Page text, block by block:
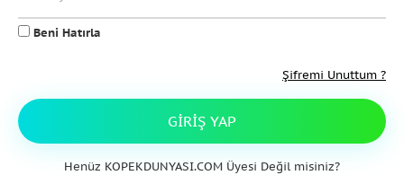
Beni Hatırla
Şifremi Unuttum ?
GIRIŞ YAP
Henüz KOPEKDUNYASI.COM Üyesi Değil misiniz?